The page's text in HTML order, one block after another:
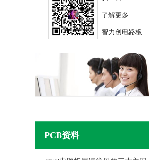
了解更多
智力创电路板
PCB资料